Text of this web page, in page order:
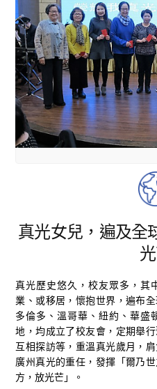
真光女兒，遍及全
真光歷史悠久，校友眾多，其
業、或移居，懷抱世界，遍布
多倫多、溫哥華、紐約、華盛
地，均成立了校友會，定期舉
互相探訪等，重溫真光歲月，
廣州真光的重任，發揮「爾乃
方，放光芒」。